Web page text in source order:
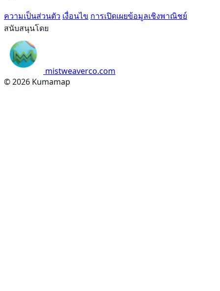
ความเป็นส่วนตัว เงื่อนไข การเปิดเผยข้อมูลเชิงพาณิชย์
สนับสนุนโดย
mistweaverco.com
© 2026 Kumamap